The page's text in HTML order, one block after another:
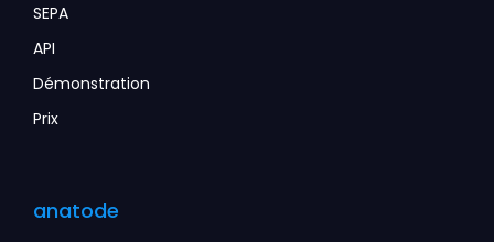
anatode
SEPA
API
Démonstration
Prix